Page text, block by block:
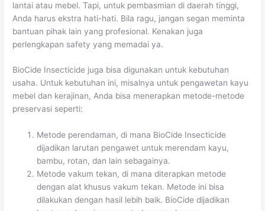
lantai atau mebel. Tapi, untuk pembasmian di daerah tinggi,
Anda harus ekstra hati-hati. Bila ragu, jangan segan meminta
bantuan pihak lain yang profesional. Kenakan juga
perlengkapan safety yang memadai ya.
BioCide Insecticide juga bisa digunakan untuk kebutuhan
usaha. Untuk kebutuhan ini, misalnya untuk pengawetan kayu
mebel dan kerajinan, Anda bisa menerapkan metode-metode
preservasi seperti:
Metode perendaman, di mana BioCide Insecticide
dijadikan larutan pengawet untuk merendam kayu,
bambu, rotan, dan lain sebagainya.
Metode vakum tekan, di mana diterapkan metode
dengan alat khusus vakum tekan. Metode ini bisa
dilakukan dengan hasil lebih baik. BioCide dijadikan